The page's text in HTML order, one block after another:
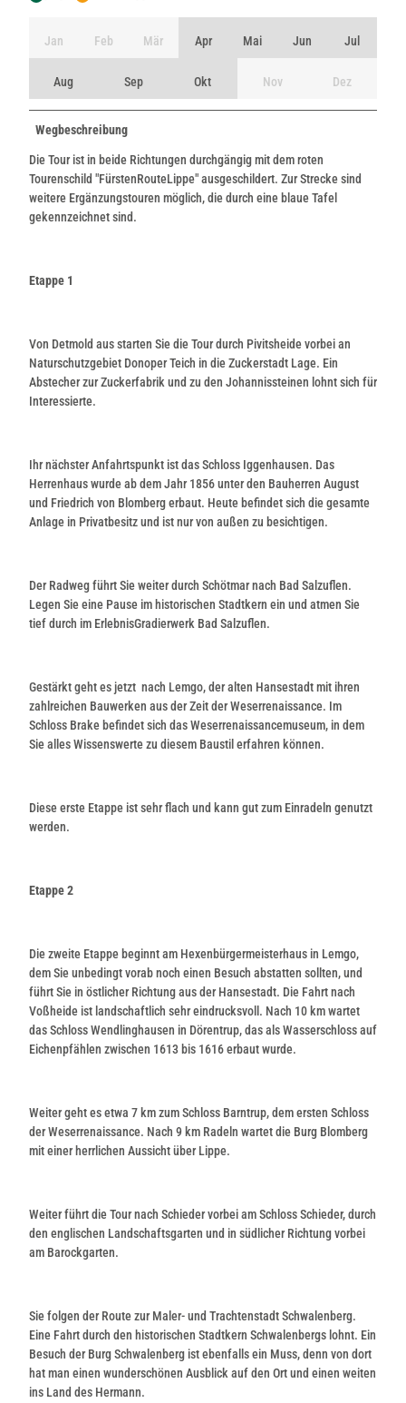
Jan Feb Mär Apr Mai Jun Jul
Aug Sep Okt Nov Dez
Wegbeschreibung
Die Tour ist in beide Richtungen durchgängig mit dem roten
Tourenschild "FürstenRouteLippe" ausgeschildert. Zur Strecke sind
weitere Ergänzungstouren möglich, die durch eine blaue Tafel
gekennzeichnet sind.
Etappe 1
Von Detmold aus starten Sie die Tour durch Pivitsheide vorbei an
Naturschutzgebiet Donoper Teich in die Zuckerstadt Lage. Ein
Abstecher zur Zuckerfabrik und zu den Johannissteinen lohnt sich für
Interessierte.
Ihr nächster Anfahrtspunkt ist das Schloss Iggenhausen. Das
Herrenhaus wurde ab dem Jahr 1856 unter den Bauherren August
und Friedrich von Blomberg erbaut. Heute befindet sich die gesamte
Anlage in Privatbesitz und ist nur von außen zu besichtigen.
Der Radweg führt Sie weiter durch Schötmar nach Bad Salzuflen.
Legen Sie eine Pause im historischen Stadtkern ein und atmen Sie
tief durch im ErlebnisGradierwerk Bad Salzuflen.
Gestärkt geht es jetzt nach Lemgo, der alten Hansestadt mit ihren
zahlreichen Bauwerken aus der Zeit der Weserrenaissance. Im
Schloss Brake befindet sich das Weserrenaissancemuseum, in dem
Sie alles Wissenswerte zu diesem Baustil erfahren können.
Diese erste Etappe ist sehr flach und kann gut zum Einradeln genutzt
werden.
Etappe 2
Die zweite Etappe beginnt am Hexenbürgermeisterhaus in Lemgo,
dem Sie unbedingt vorab noch einen Besuch abstatten sollten, und
führt Sie in östlicher Richtung aus der Hansestadt. Die Fahrt nach
Voßheide ist landschaftlich sehr eindrucksvoll. Nach 10 km wartet
das Schloss Wendlinghausen in Dörentrup, das als Wasserschloss auf
Eichenpfählen zwischen 1613 bis 1616 erbaut wurde.
Weiter geht es etwa 7 km zum Schloss Barntrup, dem ersten Schloss
der Weserrenaissance. Nach 9 km Radeln wartet die Burg Blomberg
mit einer herrlichen Aussicht über Lippe.
Weiter führt die Tour nach Schieder vorbei am Schloss Schieder, durch
den englischen Landschaftsgarten und in südlicher Richtung vorbei
am Barockgarten.
Sie folgen der Route zur Maler- und Trachtenstadt Schwalenberg.
Eine Fahrt durch den historischen Stadtkern Schwalenbergs lohnt. Ein
Besuch der Burg Schwalenberg ist ebenfalls ein Muss, denn von dort
hat man einen wunderschönen Ausblick auf den Ort und einen weiten
ins Land des Hermann.